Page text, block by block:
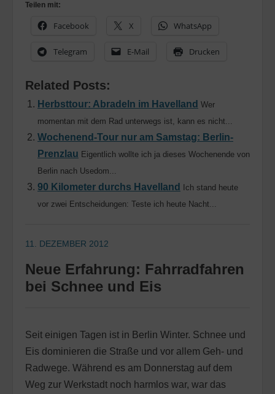
Teilen mit:
Facebook X WhatsApp
Telegram E-Mail Drucken
Related Posts:
Herbsttour: Abradeln im Havelland Wer
momentan mit dem Rad unterwegs ist, kann es nicht...
Wochenend-Tour nur am Samstag: Berlin-
Prenzlau Eigentlich wollte ich ja dieses Wochenende von
Berlin nach Usedom...
90 Kilometer durchs Havelland
Ich stand heute
vor zwei Entscheidungen: Teste ich heute Nacht...
11. DEZEMBER 2012
Neue Erfahrung: Fahrradfahren
bei Schnee und Eis
Seit einigen Tagen ist in Berlin Winter. Schnee und
Eis dominieren die Straße und vor allem Geh- und
Radwege. Während es am Donnerstag auf dem
Weg zur Werkstadt noch harmlos war, war das